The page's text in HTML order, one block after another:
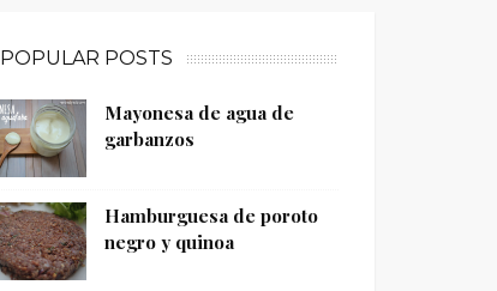
POPULAR POSTS
Mayonesa de agua de
garbanzos
Hamburguesa de poroto
negro y quinoa